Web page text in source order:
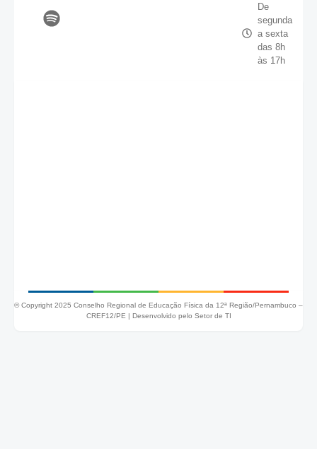
De
segunda
a sexta
das 8h
às 17h
© Copyright 2025 Conselho Regional de Educação Física da 12ª Região/Pernambuco –
CREF12/PE | Desenvolvido pelo Setor de TI